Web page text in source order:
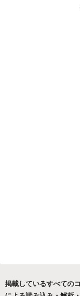
掲載しているすべての